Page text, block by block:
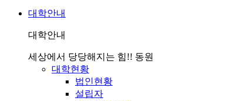
대학안내
대학안내
세상에서 당당해지는 힘!! 동원
대학현황
법인현황
설립자